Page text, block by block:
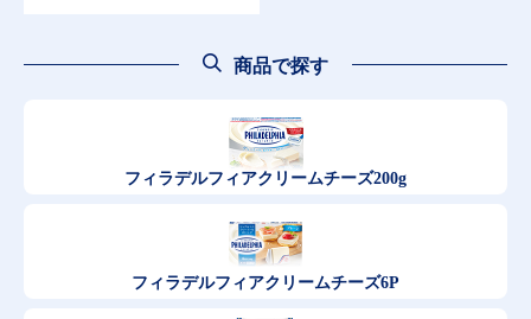
商品で探す
フィラデルフィアクリームチーズ200g
フィラデルフィアクリームチーズ6P